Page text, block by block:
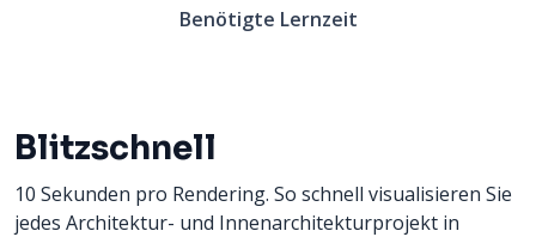
Benötigte Lernzeit
Blitzschnell
10 Sekunden pro Rendering. So schnell visualisieren Sie
jedes Architektur- und Innenarchitekturprojekt in